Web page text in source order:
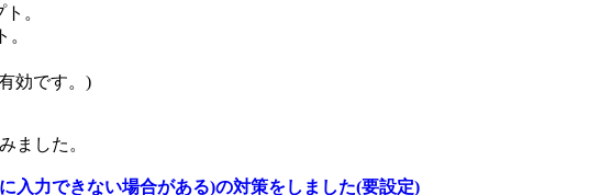
。
効です。)
ました。
入力できない場合がある)の対策をしました(要設定)